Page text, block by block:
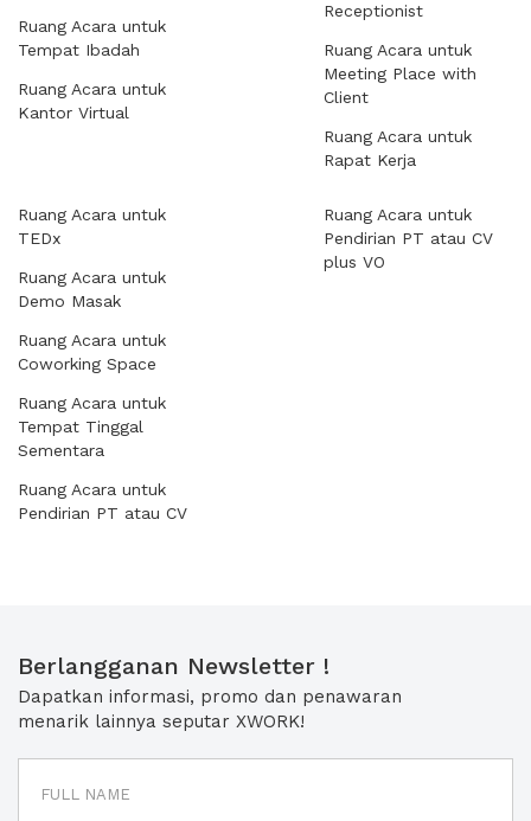
Ruang Acara untuk
Tempat Ibadah
Ruang Acara untuk
Kantor Virtual
Receptionist
Ruang Acara untuk
Meeting Place with
Client
Ruang Acara untuk
Rapat Kerja
Ruang Acara untuk
TEDx
Ruang Acara untuk
Demo Masak
Ruang Acara untuk
Coworking Space
Ruang Acara untuk
Tempat Tinggal
Sementara
Ruang Acara untuk
Pendirian PT atau CV
Ruang Acara untuk
Pendirian PT atau CV
plus VO
Berlangganan Newsletter !
Dapatkan informasi, promo dan penawaran
menarik lainnya seputar XWORK!